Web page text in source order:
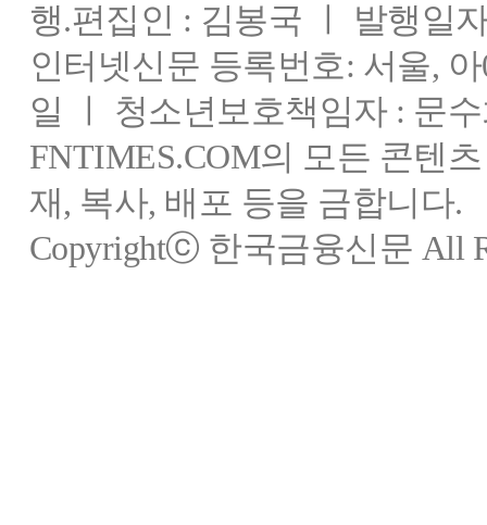
행.편집인 : 김봉국 ㅣ 발행일
인터넷신문 등록번호: 서울,
일 ㅣ 청소년보호책임자 : 문
FNTIMES.COM의 모든 콘텐
재, 복사, 배포 등을 금합니다.
Copyrightⓒ 한국금융신문 All